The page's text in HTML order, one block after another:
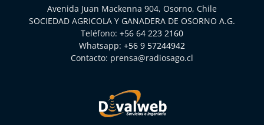
Avenida Juan Mackenna 904, Osorno, Chile
SOCIEDAD AGRICOLA Y GANADERA DE OSORNO A.G.
Teléfono: +56 64 223 2160
Whatsapp: +56 9 57244942
Contacto: prensa@radiosago.cl